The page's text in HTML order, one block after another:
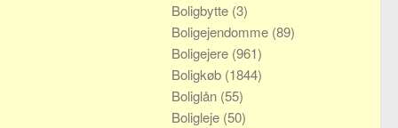
Boligbytte (3)
Boligejendomme (89)
Boligejere (961)
Boligkøb (1844)
Boliglån (55)
Boligleje (50)